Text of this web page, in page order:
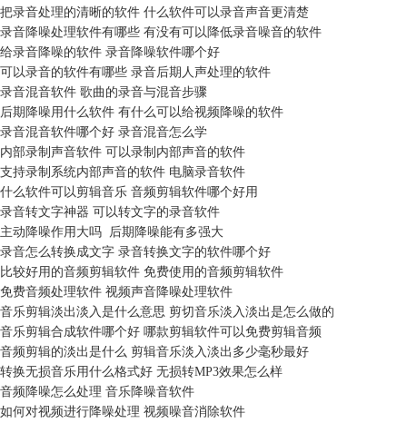
把录音处理的清晰的软件 什么软件可以录音声音更清楚
录音降噪处理软件有哪些 有没有可以降低录音噪音的软件
给录音降噪的软件 录音降噪软件哪个好
可以录音的软件有哪些 录音后期人声处理的软件
录音混音软件 歌曲的录音与混音步骤
后期降噪用什么软件 有什么可以给视频降噪的软件
录音混音软件哪个好 录音混音怎么学
内部录制声音软件 可以录制内部声音的软件
支持录制系统内部声音的软件 电脑录音软件
什么软件可以剪辑音乐 音频剪辑软件哪个好用
录音转文字神器 可以转文字的录音软件
主动降噪作用大吗 后期降噪能有多强大
录音怎么转换成文字 录音转换文字的软件哪个好
比较好用的音频剪辑软件 免费使用的音频剪辑软件
免费音频处理软件 视频声音降噪处理软件
音乐剪辑淡出淡入是什么意思 剪切音乐淡入淡出是怎么做的
音乐剪辑合成软件哪个好 哪款剪辑软件可以免费剪辑音频
音频剪辑的淡出是什么 剪辑音乐淡入淡出多少毫秒最好
转换无损音乐用什么格式好 无损转MP3效果怎么样
音频降噪怎么处理 音乐降噪音软件
如何对视频进行降噪处理 视频噪音消除软件